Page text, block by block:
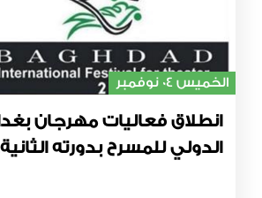
الخميس 04 نوفمبر
انطلاق فعاليات مهرجان
الدولي للمسرح بدورته